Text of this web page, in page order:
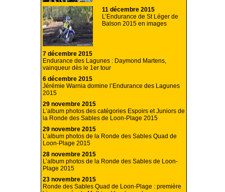
11 décembre 2015
L’Endurance de St Léger de
Balson 2015 en images
7 décembre 2015
Endurance des Lagunes : Daymond Martens,
vainqueur dès le 1er tour
6 décembre 2015
Jérémie Warnia domine l’Endurance des Lagunes
2015
29 novembre 2015
L’album photos des catégories Espoirs et Juniors de
la Ronde des Sables de Loon-Plage 2015
29 novembre 2015
L’album photos de la Ronde des Sables Quad de
Loon-Plage 2015
28 novembre 2015
L’album photos de la Ronde des Sables de Loon-
Plage 2015
23 novembre 2015
Ronde des Sables Quad de Loon-Plage : première